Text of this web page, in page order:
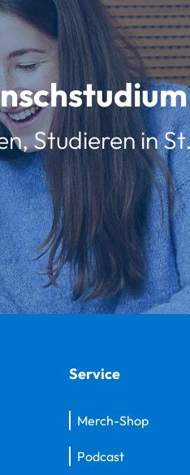
Studieren in
Service
Merch-Shop
Podcast